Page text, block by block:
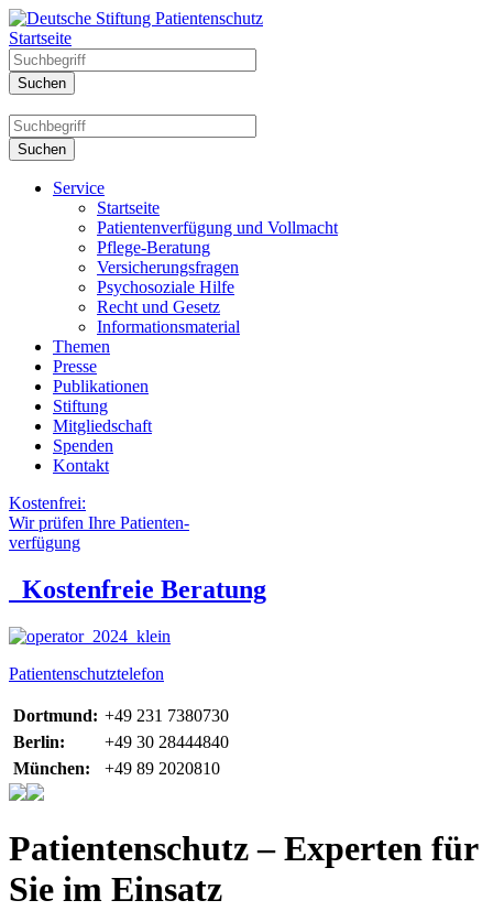
Startseite
Service
Startseite
Patientenverfügung und Vollmacht
Pflege-Beratung
Versicherungsfragen
Psychosoziale Hilfe
Recht und Gesetz
Informationsmaterial
Themen
Presse
Publikationen
Stiftung
Mitgliedschaft
Spenden
Kontakt
Kostenfrei:
Wir prüfen Ihre Patienten-
verfügung
Kostenfreie Beratung
Patientenschutztelefon
Dortmund: +49 231 7380730
Berlin:
+49 30 28444840
München:
+49 89 2020810
Patientenschutz – Experten für
Sie im Einsatz